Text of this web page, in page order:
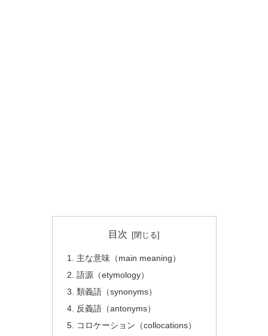
目次
主な意味（main meaning）
語源（etymology）
類義語（synonyms）
反義語（antonyms）
コロケーション（collocations）